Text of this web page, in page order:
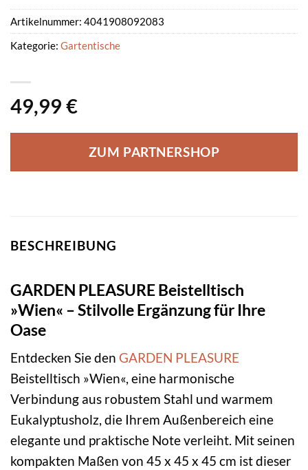
49,99 €
ZUM PARTNERSHOP
Artikelnummer: 4041908092083
Kategorie: Gartentische
BESCHREIBUNG
GARDEN PLEASURE Beistelltisch
»Wien« – Stilvolle Ergänzung für Ihre
Oase
Entdecken Sie den GARDEN PLEASURE
Beistelltisch »Wien«, eine harmonische
Verbindung aus robustem Stahl und warmem
Eukalyptusholz, die Ihrem Außenbereich eine
elegante und praktische Note verleiht. Mit seinen
kompakten Maßen von 45 x 45 x 45 cm ist dieser